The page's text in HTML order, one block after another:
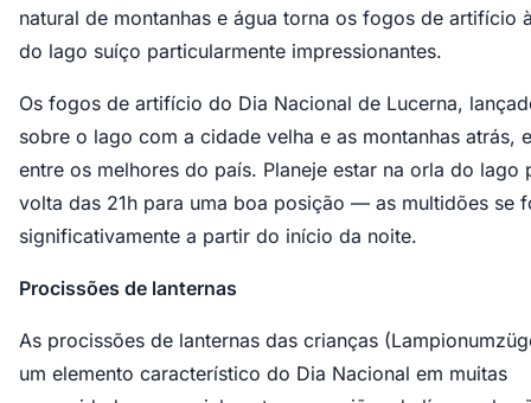
natural de montanhas e água torna os fogos de artifício
do lago suíço particularmente impressionantes.
Os fogos de artifício do Dia Nacional de Lucerna,
sobre o lago com a cidade velha e as montanhas atrás,
entre os melhores do país. Planeje estar na orla do lago
volta das 21h para uma boa posição — as multidões se
significativamente a partir do início da noite.
Procissões de lanternas
As procissões de lanternas das crianças
um elemento característico do Dia Nacional em muitas